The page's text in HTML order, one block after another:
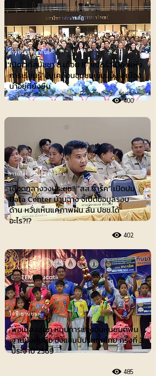
ข่าวประชาสัมพันธ์
เปิดเวทีสมัชชา 8 เดือน 8 “แปดริ้วเมืองแห่ง
การเรียนรู้”ขับเคลื่อนชุมชนเข้มแข็ง สู่เมือง
น่าอยู่ที่ยั่งยืน
400
เดือดกลางวงประชุม!! “สส.ปาร์ค” เปิดปม
Data Center บ้านฉาง จี้เปิดข้อมูลรอบ
ด้าน หวั่นเห็นแค่ภาพฝัน ลั่น ปชช.ได้
อะไร?!?
402
การเมือง-การเมืองท้องถิ่น
ไอที-ยานยนต์
พ่อเมืองลุ่มภู หนุนการแข่งขันหุ่นยนต์พื้น
ฐานบังคับมือ ชิงแชมป์ประเทศไทย ครั้งที่ 3
ประจำปี 2569
485